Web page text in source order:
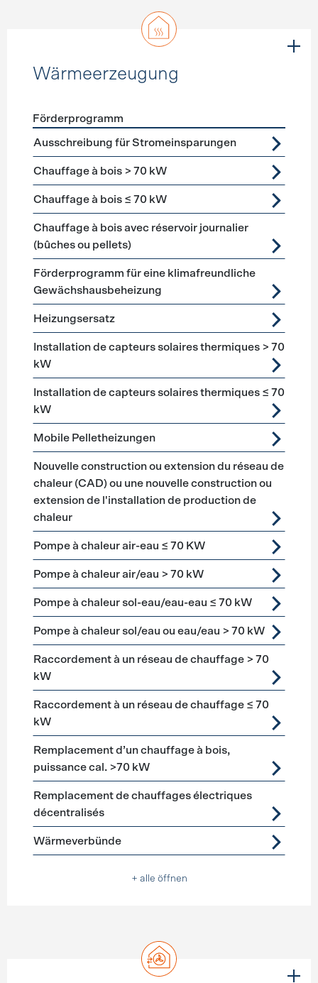
Wärmeerzeugung
Förderprogramme Wärmeerzeugung
Förderprogramm
Ausschreibung für Stromeinsparungen
Chauffage à bois > 70 kW
Chauffage à bois ≤ 70 kW
Chauffage à bois avec réservoir journalier
(bûches ou pellets)
Förderprogramm für eine klimafreundliche
Gewächshausbeheizung
Heizungsersatz
Installation de capteurs solaires thermiques > 70
kW
Installation de capteurs solaires thermiques ≤ 70
kW
Mobile Pelletheizungen
Nouvelle construction ou extension du réseau de
chaleur (CAD) ou une nouvelle construction ou
extension de l'installation de production de
chaleur
Pompe à chaleur air-eau ≤ 70 KW
Pompe à chaleur air/eau > 70 kW
Pompe à chaleur sol-eau/eau-eau ≤ 70 kW
Pompe à chaleur sol/eau ou eau/eau > 70 kW
Raccordement à un réseau de chauffage > 70
kW
Raccordement à un réseau de chauffage ≤ 70
kW
Remplacement d’un chauffage à bois,
puissance cal. >70 kW
Remplacement de chauffages électriques
décentralisés
Wärmeverbünde
+ alle öffnen